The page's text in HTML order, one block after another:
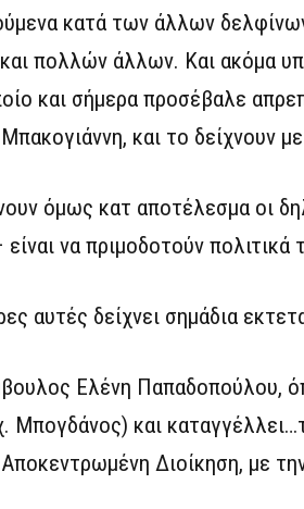
κατά των άλλων
πολλών άλλων. Και ακόμα
και σήμερα προσέβαλε
και το δείχνουν
όμως κατ αποτέλεσμα οι
να πριμοδοτούν πολιτικά
αυτές δείχνει σημάδια
Ελένη Παπαδοπούλου,
Μπογδάνος) και
Διοίκηση, με